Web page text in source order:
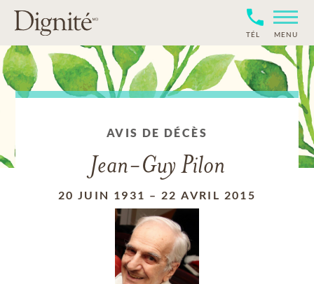
TÉL MENU
AVIS DE DÉCÈS
Jean-Guy Pilon
20 JUIN 1931 – 22 AVRIL 2015